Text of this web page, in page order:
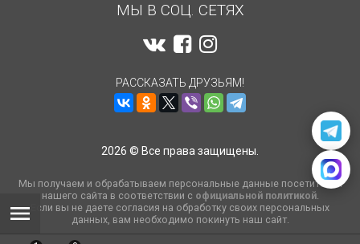
МЫ В СОЦ. СЕТЯХ
РАССКАЗАТЬ ДРУЗЬЯМ!
2026 © Все права защищены.
Мы получаем и обрабатываем персональные данные посетителей
нашего сайта в соответствии с официальной политикой.
Если вы не даете согласия на обработку своих персональных
данных, вам необходимо покинуть наш сайт.